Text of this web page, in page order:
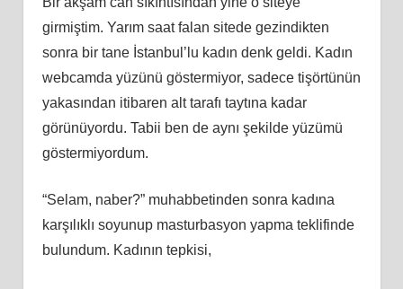
girmiştim. Yarım saat falan sitede gezindikten
sonra bir tane İstanbul’lu kadın denk geldi. Kadın
webcamda yüzünü göstermiyor, sadece tişörtünün
yakasından itibaren alt tarafı taytına kadar
görünüyordu. Tabii ben de aynı şekilde yüzümü
göstermiyordum.
“Selam, naber?” muhabbetinden sonra kadına
karşılıklı soyunup masturbasyon yapma teklifinde
bulundum. Kadının tepkisi,